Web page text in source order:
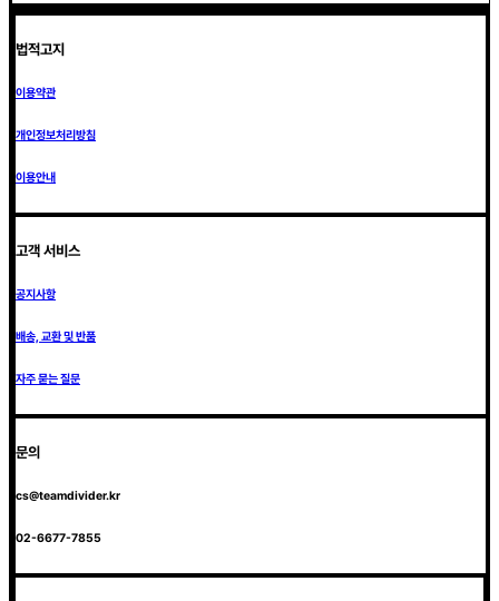
법적고지
이용약관
개인정보처리방침
이용안내
고객 서비스
공지사항
배송, 교환 및 반품
자주 묻는 질문
문의
cs@teamdivider.kr
02-6677-7855